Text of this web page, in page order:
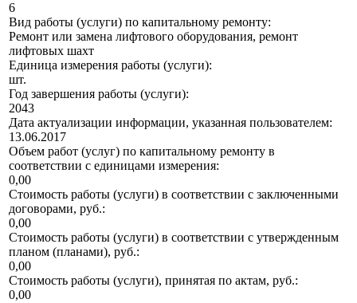
6
Вид работы (услуги) по капитальному ремонту:
Ремонт или замена лифтового оборудования, ремонт
лифтовых шахт
Единица измерения работы (услуги):
шт.
Год завершения работы (услуги):
2043
Дата актуализации информации, указанная пользователем:
13.06.2017
Объем работ (услуг) по капитальному ремонту в
соответствии с единицами измерения:
0,00
Стоимость работы (услуги) в соответствии с заключенными
договорами, руб.:
0,00
Стоимость работы (услуги) в соответствии с утвержденным
планом (планами), руб.:
0,00
Стоимость работы (услуги), принятая по актам, руб.:
0,00